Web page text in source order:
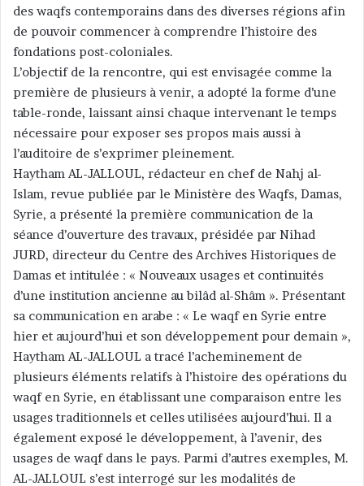
des waqfs contemporains dans des diverses régions afin
de pouvoir commencer à comprendre l’histoire des
fondations post-coloniales.
L’objectif de la rencontre, qui est envisagée comme la
première de plusieurs à venir, a adopté la forme d’une
table-ronde, laissant ainsi chaque intervenant le temps
nécessaire pour exposer ses propos mais aussi à
l’auditoire de s’exprimer pleinement.
Haytham AL-JALLOUL, rédacteur en chef de Nahj al-
Islam, revue publiée par le Ministère des Waqfs, Damas,
Syrie, a présenté la première communication de la
séance d’ouverture des travaux, présidée par Nihad
JURD, directeur du Centre des Archives Historiques de
Damas et intitulée : « Nouveaux usages et continuités
d’une institution ancienne au bilâd al-Shâm ». Présentant
sa communication en arabe : « Le waqf en Syrie entre
hier et aujourd’hui et son développement pour demain »,
Haytham AL-JALLOUL a tracé l’acheminement de
plusieurs éléments relatifs à l’histoire des opérations du
waqf en Syrie, en établissant une comparaison entre les
usages traditionnels et celles utilisées aujourd’hui. Il a
également exposé le développement, à l’avenir, des
usages de waqf dans le pays. Parmi d’autres exemples, M.
AL-JALLOUL s’est interrogé sur les modalités de